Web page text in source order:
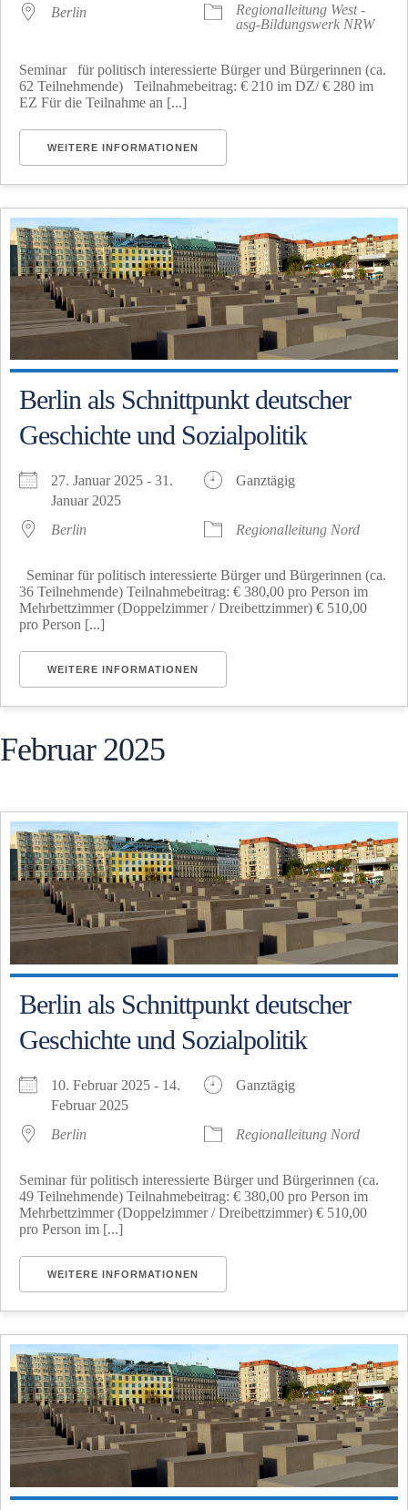
Berlin
Regionalleitung West -
asg-Bildungswerk NRW
Seminar für politisch interessierte Bürger und Bürgerinnen (ca.
62 Teilnehmende) Teilnahmebeitrag: € 210 im DZ/ € 280 im
EZ Für die Teilnahme an [...]
WEITERE INFORMATIONEN
Berlin als Schnittpunkt deutscher
Geschichte und Sozialpolitik
27. Januar 2025 - 31.
Januar 2025
Ganztägig
Berlin Regionalleitung Nord
Seminar für politisch interessierte Bürger und Bürgerinnen (ca.
36 Teilnehmende) Teilnahmebeitrag: € 380,00 pro Person im
Mehrbettzimmer (Doppelzimmer / Dreibettzimmer) € 510,00
pro Person [...]
WEITERE INFORMATIONEN
Februar 2025
Berlin als Schnittpunkt deutscher
Geschichte und Sozialpolitik
10. Februar 2025 - 14.
Februar 2025
Ganztägig
Berlin Regionalleitung Nord
Seminar für politisch interessierte Bürger und Bürgerinnen (ca.
49 Teilnehmende) Teilnahmebeitrag: € 380,00 pro Person im
Mehrbettzimmer (Doppelzimmer / Dreibettzimmer) € 510,00
pro Person im [...]
WEITERE INFORMATIONEN